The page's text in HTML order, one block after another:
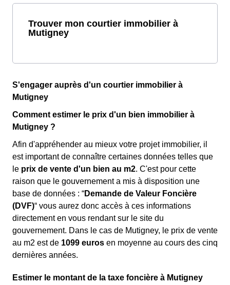
Trouver mon courtier immobilier à
Mutigney
S'engager auprès d'un courtier immobilier à
Mutigney
Comment estimer le prix d'un bien immobilier à
Mutigney ?
Afin d'appréhender au mieux votre projet immobilier, il
est important de connaître certaines données telles que
le prix de vente d'un bien au m2. C'est pour cette
raison que le gouvernement a mis à disposition une
base de données : “Demande de Valeur Foncière
(DVF)“ vous aurez donc accès à ces informations
directement en vous rendant sur le site du
gouvernement. Dans le cas de Mutigney, le prix de vente
au m2 est de 1099 euros en moyenne au cours des cinq
dernières années.
Estimer le montant de la taxe foncière à Mutigney